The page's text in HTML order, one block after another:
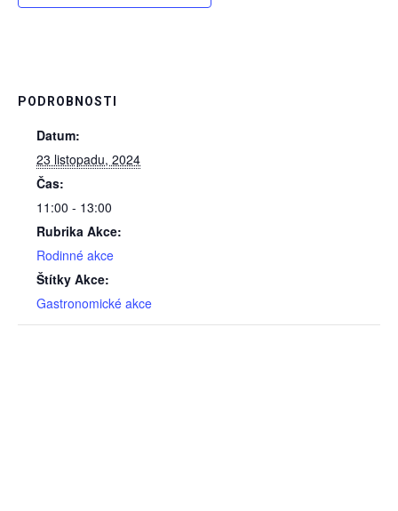
PODROBNOSTI
Datum:
23 listopadu, 2024
Čas:
11:00 - 13:00
Rubrika Akce:
Rodinné akce
Štítky Akce:
Gastronomické akce